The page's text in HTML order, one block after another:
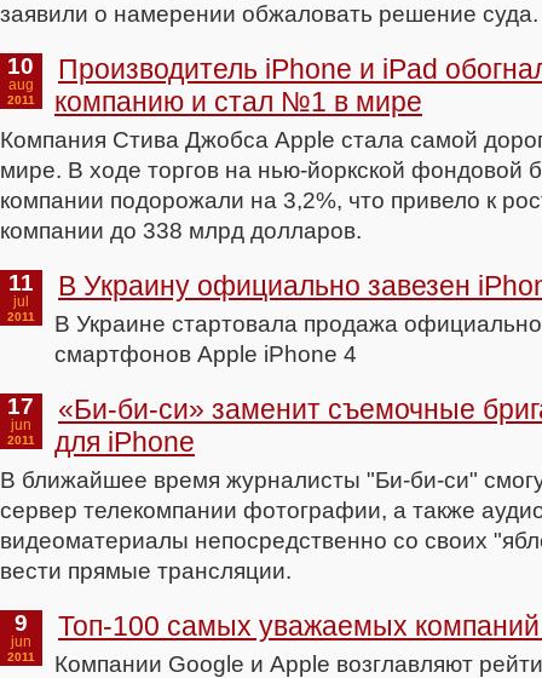
заявили о намерении обжаловать решение суда.
10
aug
2011
Производитель iPhone и iPad
компанию и стал №1 в мире
Компания Стива Джобса Apple стала самой
мире. В ходе торгов на нью-йоркской фондовой
компании подорожали на 3,2%, что привело к
компании до 338 млрд долларов.
11
jul
2011
В Украину официально завезен
В Украине стартовала продажа
смартфонов Apple iPhone 4
17
jun
2011
«Би-би-си» заменит съемочные
для iPhone
В ближайшее время журналисты "Би-би-си"
сервер телекомпании фотографии, а также
видеоматериалы непосредственно со своих
вести прямые трансляции.
9
jun
2011
Топ-100 самых уважаемых
Компании Google и Apple возглавляют